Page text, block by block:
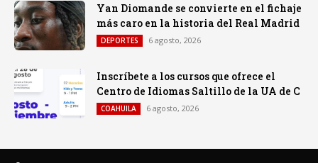
Yan Diomande se convierte en el fichaje
más caro en la historia del Real Madrid
DEPORTES 6 agosto, 2026
Inscríbete a los cursos que ofrece el
Centro de Idiomas Saltillo de la UA de C
COAHUILA 6 agosto, 2026